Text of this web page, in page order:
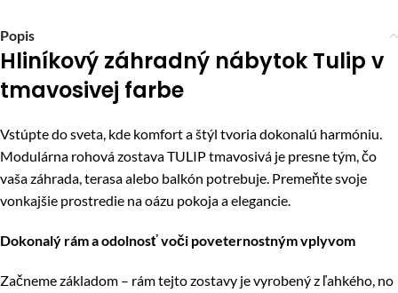
Popis
Hliníkový záhradný nábytok Tulip v
tmavosivej farbe
Vstúpte do sveta, kde komfort a štýl tvoria dokonalú harmóniu.
Modulárna rohová zostava TULIP tmavosivá je presne tým, čo
vaša záhrada, terasa alebo balkón potrebuje. Premeňte svoje
vonkajšie prostredie na oázu pokoja a elegancie.
Dokonalý rám a odolnosť voči poveternostným vplyvom
Začneme základom – rám tejto zostavy je vyrobený z ľahkého, no